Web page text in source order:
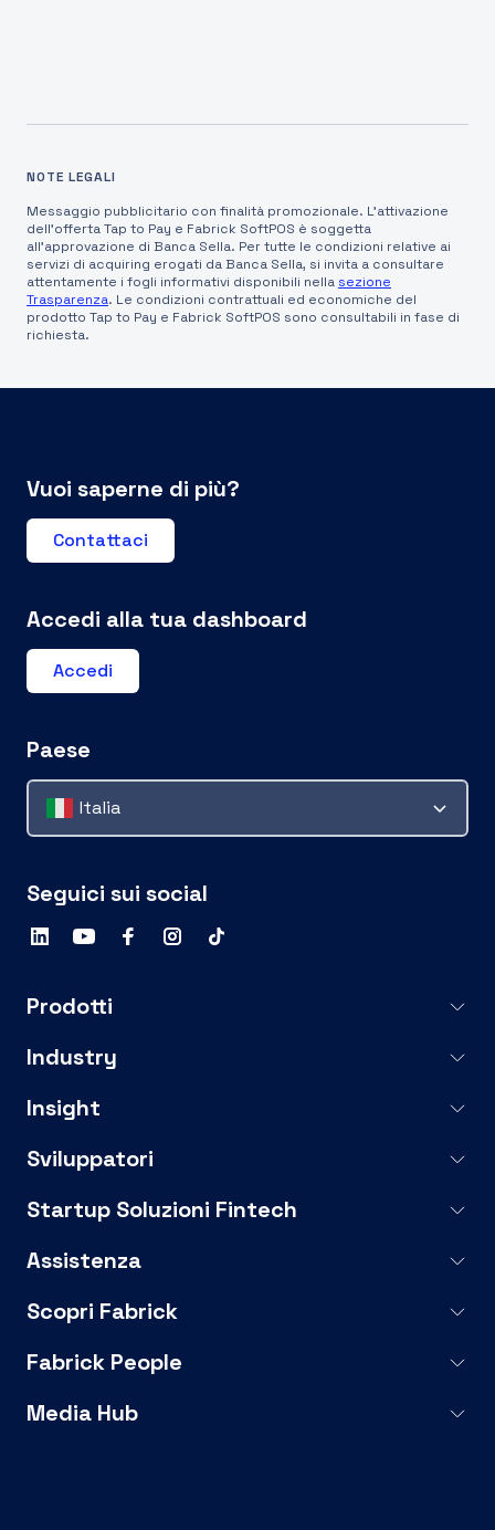
NOTE LEGALI
Messaggio pubblicitario con finalità promozionale. L’attivazione
dell’offerta Tap to Pay e Fabrick SoftPOS è soggetta
all’approvazione di Banca Sella. Per tutte le condizioni relative ai
servizi di acquiring erogati da Banca Sella, si invita a consultare
attentamente i fogli informativi disponibili nella sezione
Trasparenza. Le condizioni contrattuali ed economiche del
prodotto Tap to Pay e Fabrick SoftPOS sono consultabili in fase di
richiesta.
Vuoi saperne di più?
Contattaci
Accedi alla tua dashboard
Accedi
Paese
Italia
Seguici sui social
Prodotti
Industry
Insight
Sviluppatori
Startup Soluzioni Fintech
Assistenza
Scopri Fabrick
Fabrick People
Media Hub